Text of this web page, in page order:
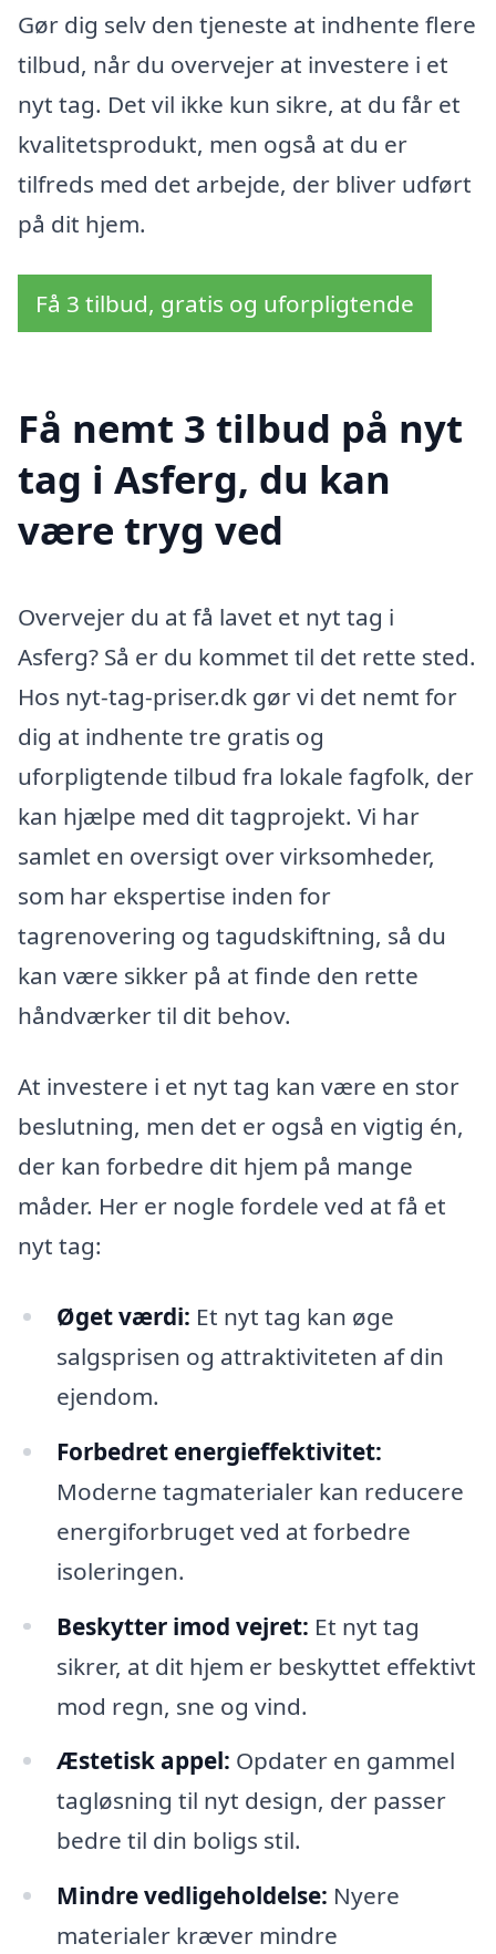
Gør dig selv den tjeneste at indhente flere
tilbud, når du overvejer at investere i et
nyt tag. Det vil ikke kun sikre, at du får et
kvalitetsprodukt, men også at du er
tilfreds med det arbejde, der bliver udført
på dit hjem.
Få 3 tilbud, gratis og uforpligtende
Få nemt 3 tilbud på nyt
tag i Asferg, du kan
være tryg ved
Overvejer du at få lavet et nyt tag i
Asferg? Så er du kommet til det rette sted.
Hos nyt-tag-priser.dk gør vi det nemt for
dig at indhente tre gratis og
uforpligtende tilbud fra lokale fagfolk, der
kan hjælpe med dit tagprojekt. Vi har
samlet en oversigt over virksomheder,
som har ekspertise inden for
tagrenovering og tagudskiftning, så du
kan være sikker på at finde den rette
håndværker til dit behov.
At investere i et nyt tag kan være en stor
beslutning, men det er også en vigtig én,
der kan forbedre dit hjem på mange
måder. Her er nogle fordele ved at få et
nyt tag:
Øget værdi: Et nyt tag kan øge
salgsprisen og attraktiviteten af din
ejendom.
Forbedret energieffektivitet:
Moderne tagmaterialer kan reducere
energiforbruget ved at forbedre
isoleringen.
Beskytter imod vejret: Et nyt tag
sikrer, at dit hjem er beskyttet effektivt
mod regn, sne og vind.
Æstetisk appel: Opdater en gammel
tagløsning til nyt design, der passer
bedre til din boligs stil.
Mindre vedligeholdelse: Nyere
materialer kræver mindre